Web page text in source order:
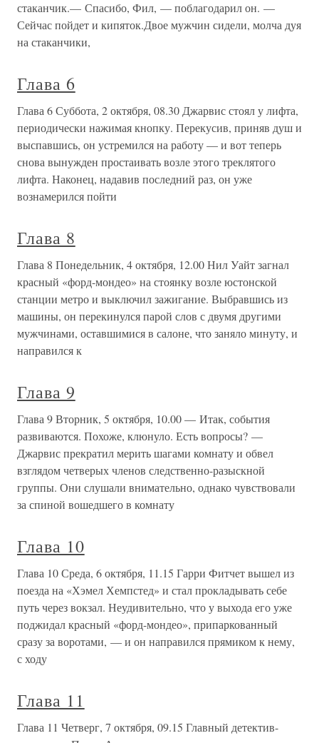
стаканчик.— Спасибо, Фил, — поблагодарил он. —
Сейчас пойдет и кипяток.Двое мужчин сидели, молча дуя
на стаканчики,
Глава 6
Глава 6 Суббота, 2 октября, 08.30 Джарвис стоял у лифта,
периодически нажимая кнопку. Перекусив, приняв душ и
выспавшись, он устремился на работу — и вот теперь
снова вынужден простаивать возле этого треклятого
лифта. Наконец, надавив последний раз, он уже
вознамерился пойти
Глава 8
Глава 8 Понедельник, 4 октября, 12.00 Нил Уайт загнал
красный «форд-мондео» на стоянку возле юстонской
станции метро и выключил зажигание. Выбравшись из
машины, он перекинулся парой слов с двумя другими
мужчинами, оставшимися в салоне, что заняло минуту, и
направился к
Глава 9
Глава 9 Вторник, 5 октября, 10.00 — Итак, события
развиваются. Похоже, клюнуло. Есть вопросы? —
Джарвис прекратил мерить шагами комнату и обвел
взглядом четверых членов следственно-разыскной
группы. Они слушали внимательно, однако чувствовали
за спиной вошедшего в комнату
Глава 10
Глава 10 Среда, 6 октября, 11.15 Гарри Фитчет вышел из
поезда на «Хэмел Хемпстед» и стал прокладывать себе
путь через вокзал. Неудивительно, что у выхода его уже
поджидал красный «форд-мондео», припаркованный
сразу за воротами, — и он направился прямиком к нему,
с ходу
Глава 11
Глава 11 Четверг, 7 октября, 09.15 Главный детектив-